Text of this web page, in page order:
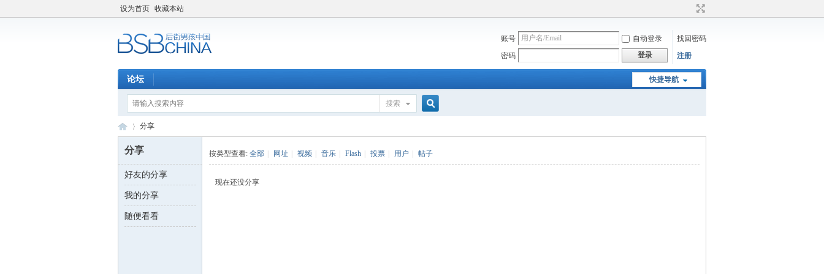
设为首页 收藏本站
账号 自动登录
找回密码
密码
登录 注册
快捷导航
论坛
搜索
后 ›
分享
分享
好友的分享
我的分享
随便看看
按类型查看: 全部 网址 视频 音乐 Flash 投票 用户 帖子
现在还没分享